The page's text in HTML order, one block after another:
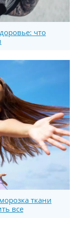
что
ткани
все